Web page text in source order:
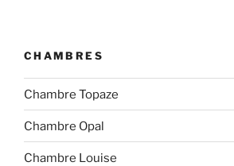
CHAMBRES
Chambre Topaze
Chambre Opal
Chambre Louise